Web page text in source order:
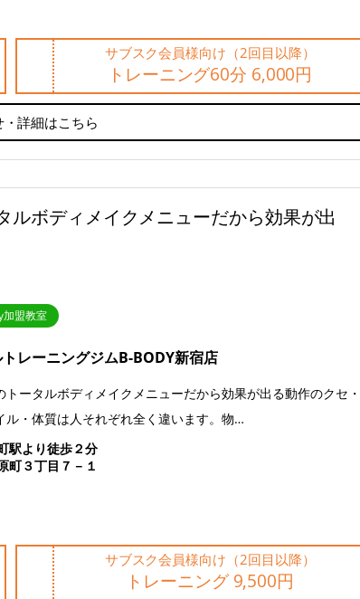
サブスク会員様向け（2回目以降）
トレーニング60分 6,000円
詳細はこちら
ボディメイクメニューだから効果が出
加盟教室
レーニングジムB-BODY新宿店
トータルボディメイクメニューだから効果が出る動作のクセ・
ル・体質は人それぞれ全く違います。物…
駅より徒歩２分
町３丁目７－１
サブスク会員様向け（2回目以降）
トレーニング 9,500円